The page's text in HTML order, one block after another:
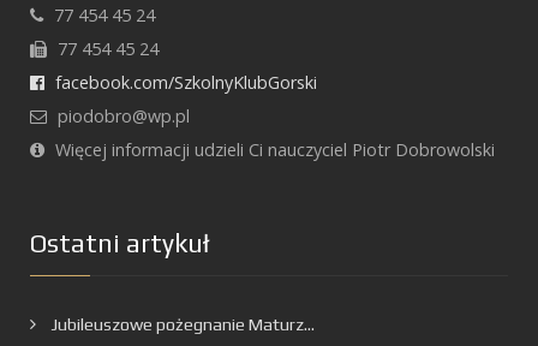
77 454 45 24
77 454 45 24
facebook.com/SzkolnyKlubGorski
piodobro@wp.pl
Więcej informacji udzieli Ci nauczyciel Piotr Dobrowolski
Ostatni artykuł
Jubileuszowe pożegnanie Maturz...